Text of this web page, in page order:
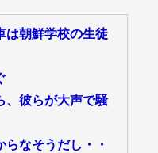
は朝鮮学校の生徒
、彼らが大声で騒
なそうだし・・